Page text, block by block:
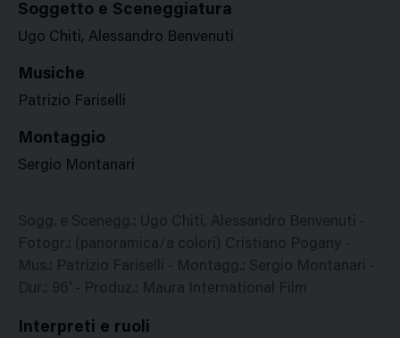
Soggetto e Sceneggiatura
Ugo Chiti, Alessandro Benvenuti
Musiche
Patrizio Fariselli
Montaggio
Sergio Montanari
Sogg. e Scenegg.: Ugo Chiti, Alessandro Benvenuti -
Fotogr.: (panoramica/a colori) Cristiano Pogany -
Mus.: Patrizio Fariselli - Montagg.: Sergio Montanari -
Dur.: 96' - Produz.: Maura International Film
Interpreti e ruoli